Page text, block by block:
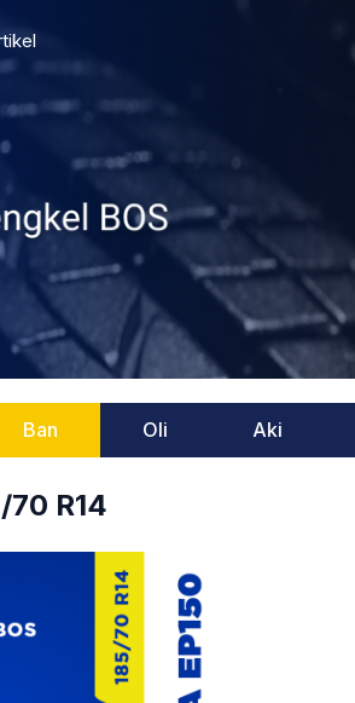
Ban Oli Aki
70 R14